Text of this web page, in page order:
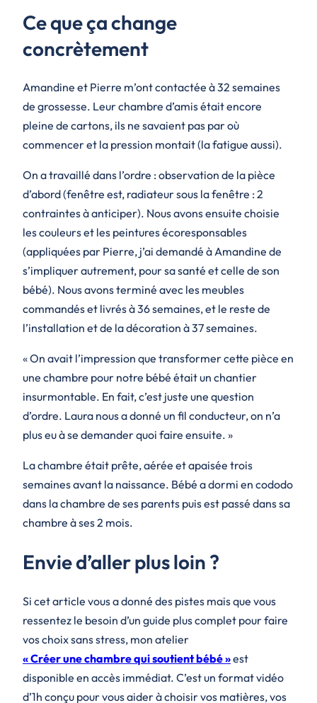
Ce que ça change
concrètement
Amandine et Pierre m’ont contactée à 32 semaines
de grossesse. Leur chambre d’amis était encore
pleine de cartons, ils ne savaient pas par où
commencer et la pression montait (la fatigue aussi).
On a travaillé dans l’ordre : observation de la pièce
d’abord (fenêtre est, radiateur sous la fenêtre : 2
contraintes à anticiper). Nous avons ensuite choisie
les couleurs et les peintures écoresponsables
(appliquées par Pierre, j’ai demandé à Amandine de
s’impliquer autrement, pour sa santé et celle de son
bébé). Nous avons terminé avec les meubles
commandés et livrés à 36 semaines, et le reste de
l’installation et de la décoration à 37 semaines.
« On avait l’impression que transformer cette pièce en
une chambre pour notre bébé était un chantier
insurmontable. En fait, c’est juste une question
d’ordre. Laura nous a donné un fil conducteur, on n’a
plus eu à se demander quoi faire ensuite. »
La chambre était prête, aérée et apaisée trois
semaines avant la naissance. Bébé a dormi en cododo
dans la chambre de ses parents puis est passé dans sa
chambre à ses 2 mois.
Envie d’aller plus loin ?
Si cet article vous a donné des pistes mais que vous
ressentez le besoin d’un guide plus complet pour faire
vos choix sans stress, mon atelier
« Créer une chambre qui soutient bébé »est
disponible en accès immédiat. C’est un format vidéo
d’1h conçu pour vous aider à choisir vos matières, vos